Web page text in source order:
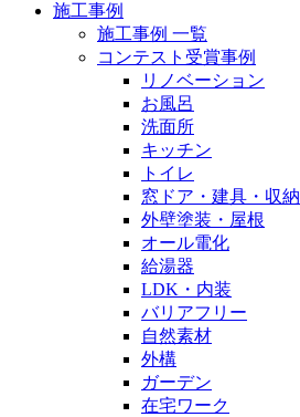
施工事例
施工事例 一覧
コンテスト受賞事例
リノベーション
お風呂
洗面所
キッチン
トイレ
窓ドア・建具・収納
外壁塗装・屋根
オール電化
給湯器
LDK・内装
バリアフリー
自然素材
外構
ガーデン
在宅ワーク